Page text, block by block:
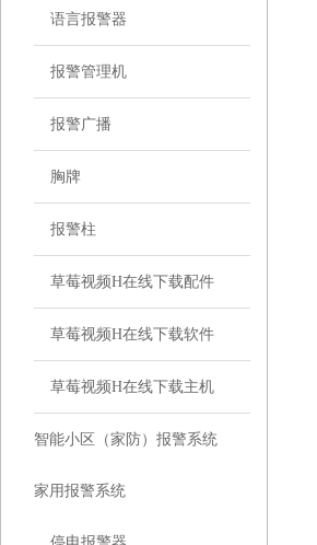
语言报警器
报警管理机
报警广播
胸牌
报警柱
草莓视频H在线下载配件
草莓视频H在线下载软件
草莓视频H在线下载主机
智能小区（家防）报警系统
家用报警系统